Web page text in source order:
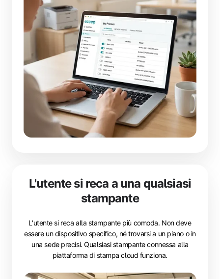
L'utente si reca a una qualsiasi
stampante
L'utente si reca alla stampante più comoda. Non deve
essere un dispositivo specifico, né trovarsi a un piano o in
una sede precisi. Qualsiasi stampante connessa alla
piattaforma di stampa cloud funziona.